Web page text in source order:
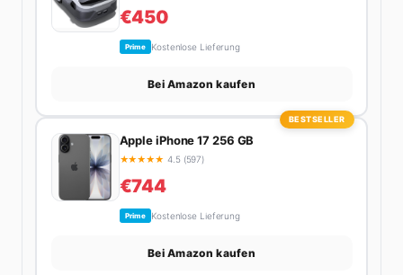
€450
Prime Kostenlose Lieferung
Bei Amazon kaufen
BESTSELLER
Apple iPhone 17 256 GB
★★★★★ 4.5 (597)
€744
Prime Kostenlose Lieferung
Bei Amazon kaufen